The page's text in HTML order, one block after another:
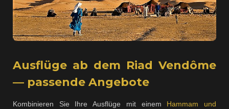
Ausflüge ab dem Riad Vendôme
— passende Angebote
Kombinieren Sie Ihre Ausflüge mit einem Hammam und